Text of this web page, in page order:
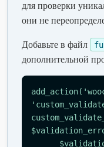
для проверки
они не
Добавьте в файл
дополнительной